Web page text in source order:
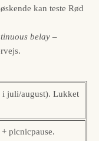
kan teste Rød
belay –
juli/august). Lukket
picnicpause.